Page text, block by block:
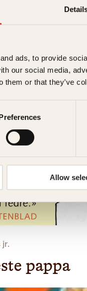
ads, to provide
our social media,
them or that they’ve
Allow
jr.
pappa
N
å
v
æ
e
p
r
i
s
e
r
:
2
Kjøp
pappa